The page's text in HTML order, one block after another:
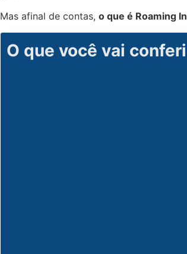
Mas afinal de contas, o que é Roaming
O que você vai